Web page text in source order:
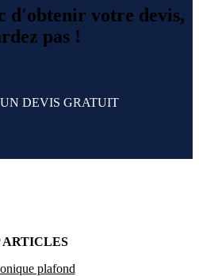
d'obtenir votre devis,
pas !
DEVIS GRATUIT
ARTICLES
plafond